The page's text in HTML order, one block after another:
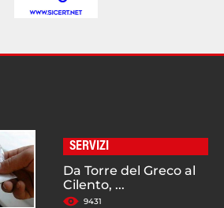
SERVIZI
Da Torre del Greco al
Cilento, ...
9431